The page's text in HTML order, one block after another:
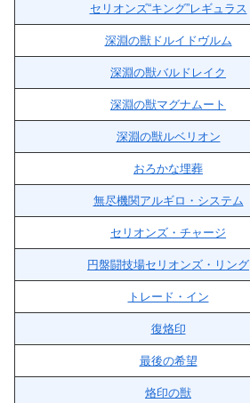
セリオンズ“キング”レギュラス
深淵の獣ドルイドヴルム
深淵の獣バルドレイク
深淵の獣マグナムート
深淵の獣ルベリオン
おろかな埋葬
無尽機関アルギロ・システム
セリオンズ・チャージ
円盤闘技場セリオンズ・リング
トレード・イン
復烙印
最後の希望
烙印の獣